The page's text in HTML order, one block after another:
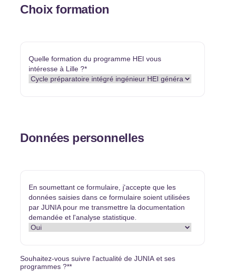
Choix formation
Quelle formation du programme HEI vous
intéresse à Lille ?*
Données personnelles
En soumettant ce formulaire, j'accepte que les
données saisies dans ce formulaire soient utilisées
par JUNIA pour me transmettre la documentation
demandée et l'analyse statistique.
Souhaitez-vous suivre l'actualité de JUNIA et ses
programmes ?**